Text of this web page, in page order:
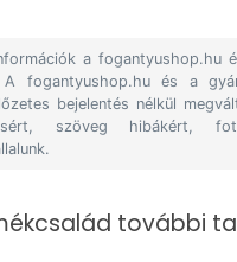
a fogantyushop.hu
A fogantyushop.hu és a
bejelentés nélkül
szöveg hibákért,
további